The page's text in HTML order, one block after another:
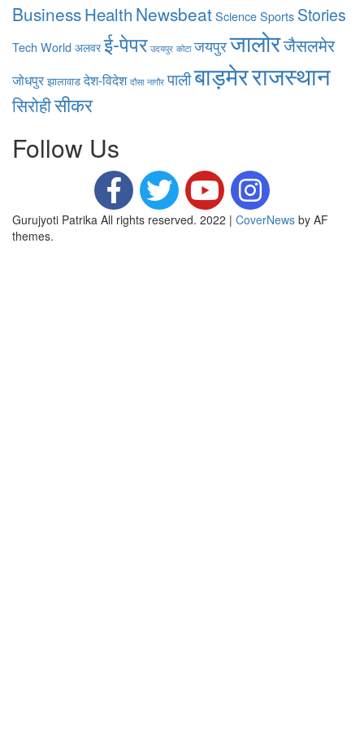
BusinessHealth NewsbeatScienceSports Stories
Tech Worldअलवरई-पेपर उदयपुर कोटा जयपुरजालोरजैसलमेर
जोधपुर झालावाड देश-विदेश दौसा नागौर पालीबाड़मेरराजस्थान
सिरोहीसीकर
Follow Us
Gurujyoti Patrika All rights reserved. 2022 | CoverNews by AF
themes.